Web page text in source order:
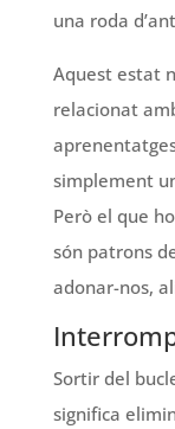
una roda
Aquest estat
relacionat
simplement
Però el que
són patrons
adonar-nos,
Sortir del
significa